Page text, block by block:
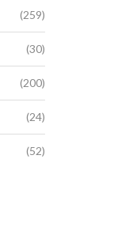
(259)
(30)
(200)
(24)
(52)